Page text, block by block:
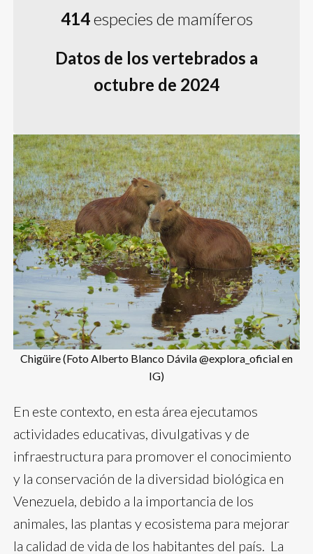
414especies de mamíferos
Datos de los vertebrados a
octubre de 2024
Chigüire (Foto Alberto Blanco Dávila @explora_oficial en
IG)
En este contexto, en esta área ejecutamos
actividades educativas, divulgativas y de
infraestructura para promover el conocimiento
y la conservación de la diversidad biológica en
Venezuela, debido a la importancia de los
animales, las plantas y ecosistema para mejorar
la calidad de vida de los habitantes del país. La